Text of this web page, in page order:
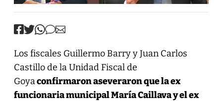
Los fiscales Guillermo Barry y Juan Carlos
Castillo de la Unidad Fiscal de
Goyaconfirmaron aseveraron que la ex
funcionaria municipal María Caillava y el ex